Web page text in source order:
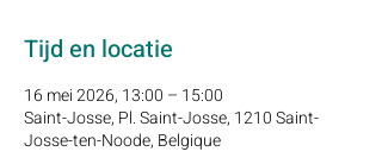
Tijd en locatie
16 mei 2026, 13:00 – 15:00
Saint-Josse, Pl. Saint-Josse, 1210 Saint-
Josse-ten-Noode, Belgique